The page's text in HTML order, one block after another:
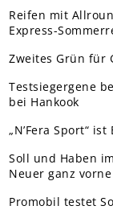
Reifen mit
Express-
Zweites Grün für
Testsiegergene
bei Hankook
„N’Fera Sport“
Soll und Haben
Neuer ganz vorne
Promobil testet